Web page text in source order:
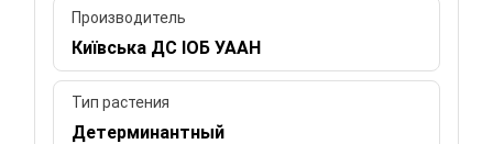
Производитель
Київська ДС ІОБ УААН
Тип растения
Детерминантный